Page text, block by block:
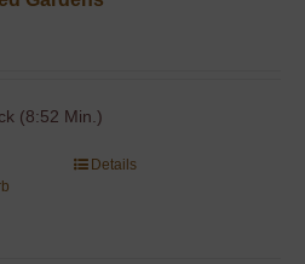
(8:52 Min.)
Details